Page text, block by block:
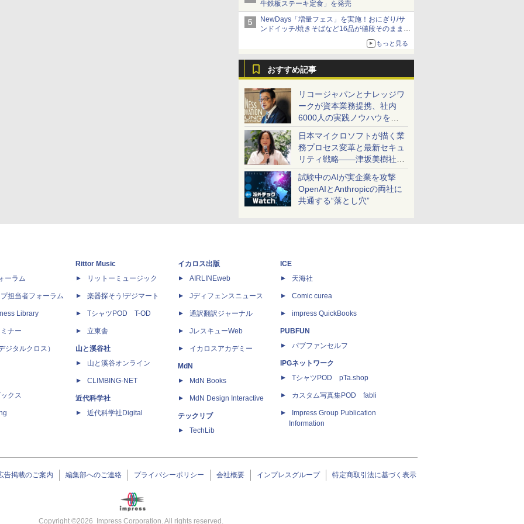
牛鉄板ステーキ定食」を発売
NewDays「増量フェス」を実施！おにぎり/サ
ンドイッチ/焼きそばなど16品が値段そのままで
もっと見る
おすすめ記事
リコージャパンとナレッジワ
ークが資本業務提携、社内
6000人の実践ノウハウを生
かした「AI商談記録 for
RICOH」を展開へ
日本マイクロソフトが描く業
務プロセス変革と最新セキュ
リティ戦略――津坂美樹社長
が2027年度戦略を説明
試験中のAIが実企業を攻撃
OpenAIとAnthropicの両社に
共通する“落とし穴”
ーラム
担当者フォーラム
Library
ナー
ジタルクロス）
クス
Rittor Music
リットーミュージック
楽器探そう!デジマート
TシャツPOD T-OD
立東舎
山と溪谷社
山と溪谷オンライン
CLIMBING-NET
近代科学社
近代科学社Digital
イカロス出版
AIRLINEweb
Jディフェンスニュース
通訳翻訳ジャーナル
JレスキューWeb
イカロスアカデミー
MdN
MdN Books
MdN Design Interactive
テックリブ
TechLib
ICE
天海社
Comic curea
impress QuickBooks
PUBFUN
パブファンセルフ
IPGネットワーク
TシャツPOD pTa.shop
カスタム写真集POD fabli
Impress Group Publication
Information
告掲載のご案内 編集部へのご連絡 プライバシーポリシー 会社概要 インプレスグループ 特定商取引法に基づく表示
Copyright ©2026 Impress Corporation. All rights reserved.